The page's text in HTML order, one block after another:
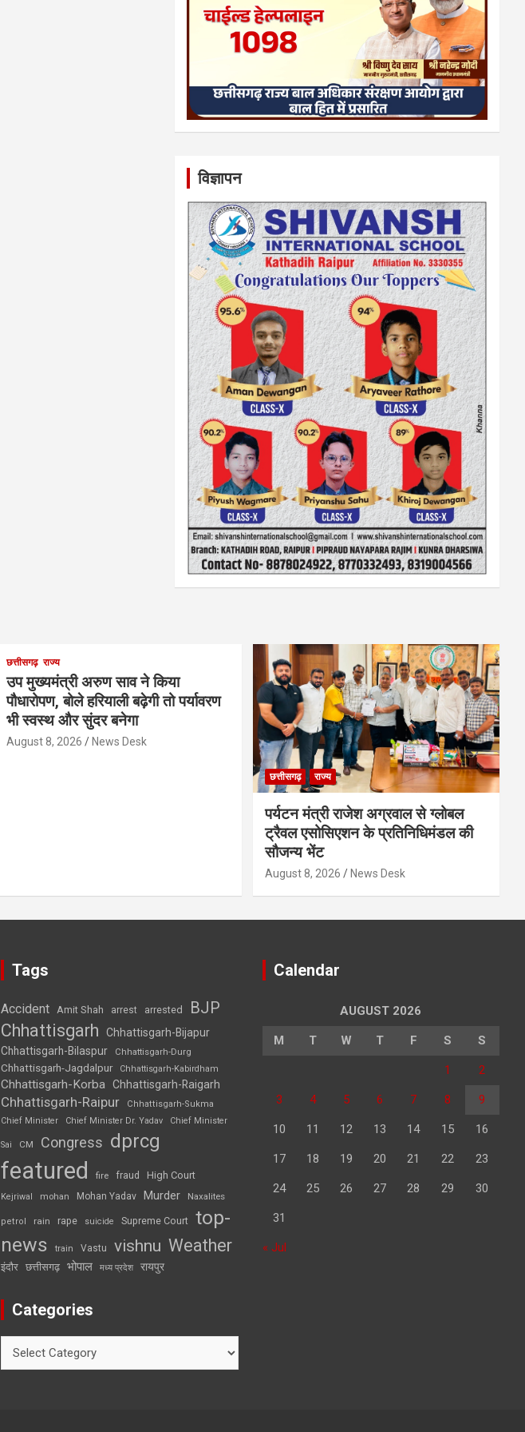
विज्ञापन
छत्तीसगढ़ राज्य
उप मुख्यमंत्री अरुण साव ने किया
पौधारोपण, बोले हरियाली बढ़ेगी तो पर्यावरण
भी स्वस्थ और सुंदर बनेगा
August 8, 2026 News Desk
छत्तीसगढ़ राज्य
पर्यटन मंत्री राजेश अग्रवाल से ग्लोबल
ट्रैवल एसोसिएशन के प्रतिनिधिमंडल की
सौजन्य भेंट
August 8, 2026 News Desk
Tags
Accident Amit Shah arrest arrested BJP
Chhattisgarh
Chhattisgarh-Bijapur
Chhattisgarh-Bilaspur
Chhattisgarh-Durg
Chhattisgarh-Jagdalpur Chhattisgarh-Kabirdham
Chhattisgarh-Korba Chhattisgarh-Raigarh
Chhattisgarh-Raipur
Chhattisgarh-Sukma
Chief Minister
Chief Minister Dr. Yadav Chief Minister
Sai CM Congress dprcg
featured fire fraud High Court
Kejriwal mohan Mohan Yadav Murder Naxalites
petrol rain rape suicide Supreme Court top-
news
train Vastu vishnu Weather
इंदौर छत्तीसगढ़ भोपाल मध्य प्रदेश रायपुर
Categories
Calendar
AUGUST 2026
M T W T F S S
1 2
3 4 5 6 7 8 9
10 11 12 13 14 15 16
17 18 19 20 21 22 23
24 25 26 27 28 29 30
31
« Jul